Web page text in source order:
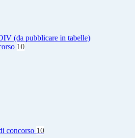
(da pubblicare in tabelle)
10
concorso 10